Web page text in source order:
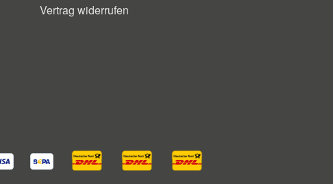
Vertrag widerrufen